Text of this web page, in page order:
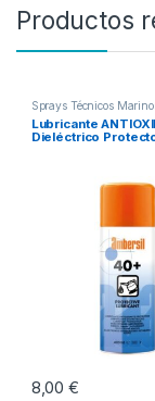
Productos
Sprays Técnicos
Lubricante
Dieléctrico
8,00€